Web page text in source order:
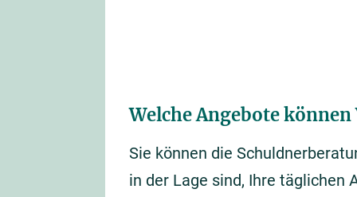
Welche Angebote
Sie können die
in der Lage sind, Ihre täglichen